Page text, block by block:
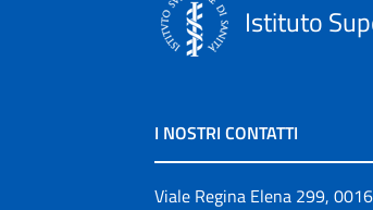
Istituto
I NOSTRI CONTATTI
Viale Regina Elena 299,